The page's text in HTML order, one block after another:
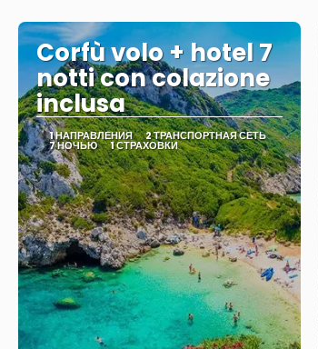
Corfù volo + hotel 7
notti con colazione
inclusa
1 НАПРАВЛЕНИЯ 2 ТРАНСПОРТНАЯ СЕТЬ
7 НОЧЬЮ 1 СТРАХОВКИ